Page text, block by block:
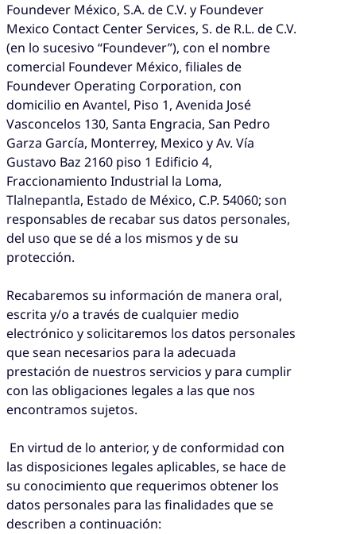
Foundever México, S.A. de C.V. y Foundever
Mexico Contact Center Services, S. de R.L. de C.V.
(en lo sucesivo “Foundever”), con el nombre
comercial Foundever México, filiales de
Foundever Operating Corporation, con
domicilio en Avantel, Piso 1, Avenida José
Vasconcelos 130, Santa Engracia, San Pedro
Garza García, Monterrey, Mexico y Av. Vía
Gustavo Baz 2160 piso 1 Edificio 4,
Fraccionamiento Industrial la Loma,
Tlalnepantla, Estado de México, C.P. 54060; son
responsables de recabar sus datos personales,
del uso que se dé a los mismos y de su
protección.
Recabaremos su información de manera oral,
escrita y/o a través de cualquier medio
electrónico y solicitaremos los datos personales
que sean necesarios para la adecuada
prestación de nuestros servicios y para cumplir
con las obligaciones legales a las que nos
encontramos sujetos.
En virtud de lo anterior, y de conformidad con
las disposiciones legales aplicables, se hace de
su conocimiento que requerimos obtener los
datos personales para las finalidades que se
describen a continuación: